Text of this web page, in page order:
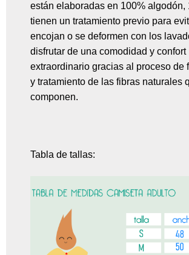
están elaboradas en 100% algodón,
tienen un tratamiento previo para
encojan o se deformen con los
disfrutar de una comodidad y confort
extraordinario gracias al proceso de
y tratamiento de las fibras naturales
componen.
Tabla de tallas: